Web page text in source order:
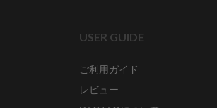
USER GUIDE
ご利用ガイド
レビュー